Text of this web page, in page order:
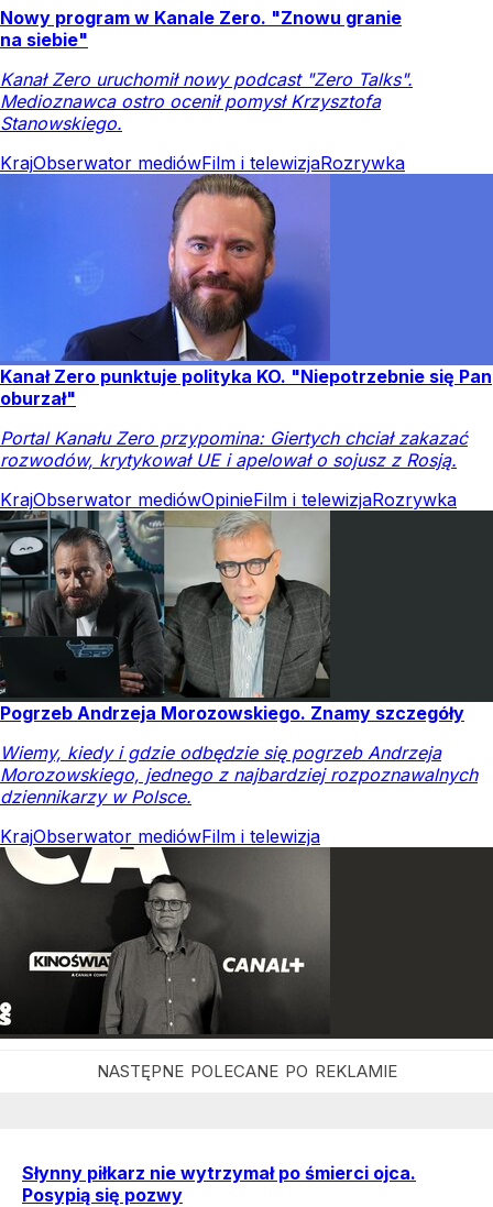
Nowy program w Kanale Zero. "Znowu granie
na siebie"
Kanał Zero uruchomił nowy podcast "Zero Talks".
Medioznawca ostro ocenił pomysł Krzysztofa
Stanowskiego.
KrajObserwator mediówFilm i telewizjaRozrywka
Kanał Zero punktuje polityka KO. "Niepotrzebnie się Pan
oburzał"
Portal Kanału Zero przypomina: Giertych chciał zakazać
rozwodów, krytykował UE i apelował o sojusz z Rosją.
KrajObserwator mediówOpinieFilm i telewizjaRozrywka
Pogrzeb Andrzeja Morozowskiego. Znamy szczegóły
Wiemy, kiedy i gdzie odbędzie się pogrzeb Andrzeja
Morozowskiego, jednego z najbardziej rozpoznawalnych
dziennikarzy w Polsce.
KrajObserwator mediówFilm i telewizja
Słynny piłkarz nie wytrzymał po śmierci ojca.
Posypią się pozwy